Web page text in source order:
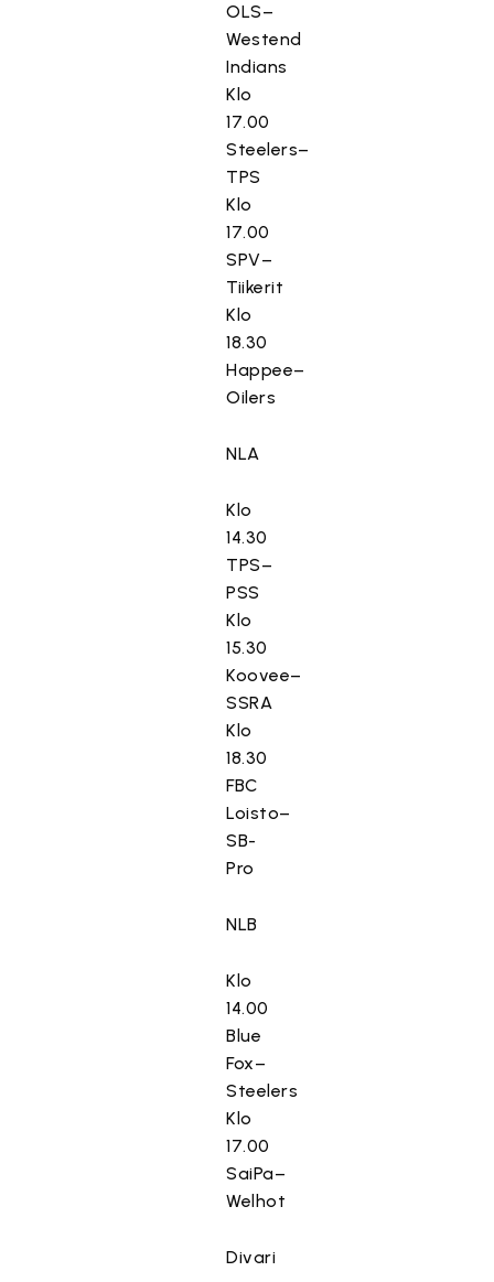
OLS–
Westend
Indians
Klo
17.00
Steelers–
TPS
Klo
17.00
SPV–
Tiikerit
Klo
18.30
Happee–
Oilers
NLA
Klo
14.30
TPS–
PSS
Klo
15.30
Koovee–
SSRA
Klo
18.30
FBC
Loisto–
SB-
Pro
NLB
Klo
14.00
Blue
Fox–
Steelers
Klo
17.00
SaiPa–
Welhot
Divari